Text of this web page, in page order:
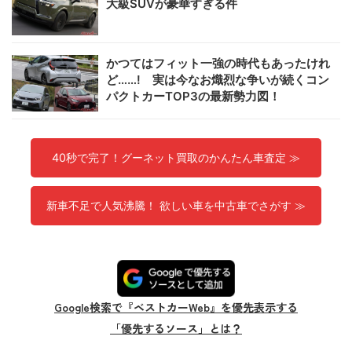
大級SUVが豪華すぎる件
かつてはフィット一強の時代もあったけれ
ど……! 実は今なお熾烈な争いが続くコン
パクトカーTOP3の最新勢力図！
40秒で完了！グーネット買取のかんたん車査定 ≫
新車不足で人気沸騰！ 欲しい車を中古車でさがす ≫
Google検索で『ベストカーWeb』を優先表示する
「優先するソース」とは？